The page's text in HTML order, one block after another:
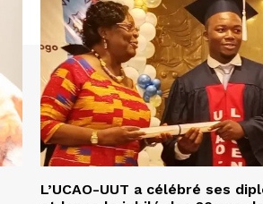
L’UCAO-UUT a célébré ses